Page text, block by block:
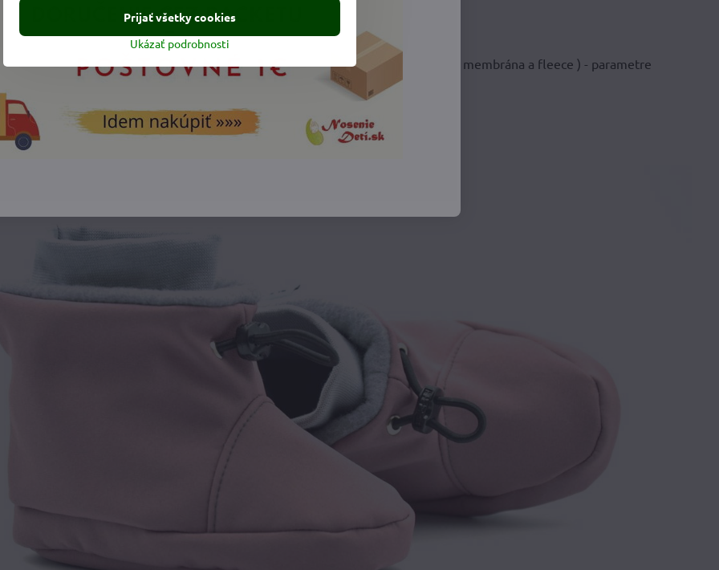
zloženie:
softshell - 100% polyester + membrána 100% polyuretan ( 3 vrstvy- softshell, membrána a fleece ) - parametre
fleece - 100% polyester
+ 5% elastan
Ukázať podrobnosti
Prijať všetky cookies